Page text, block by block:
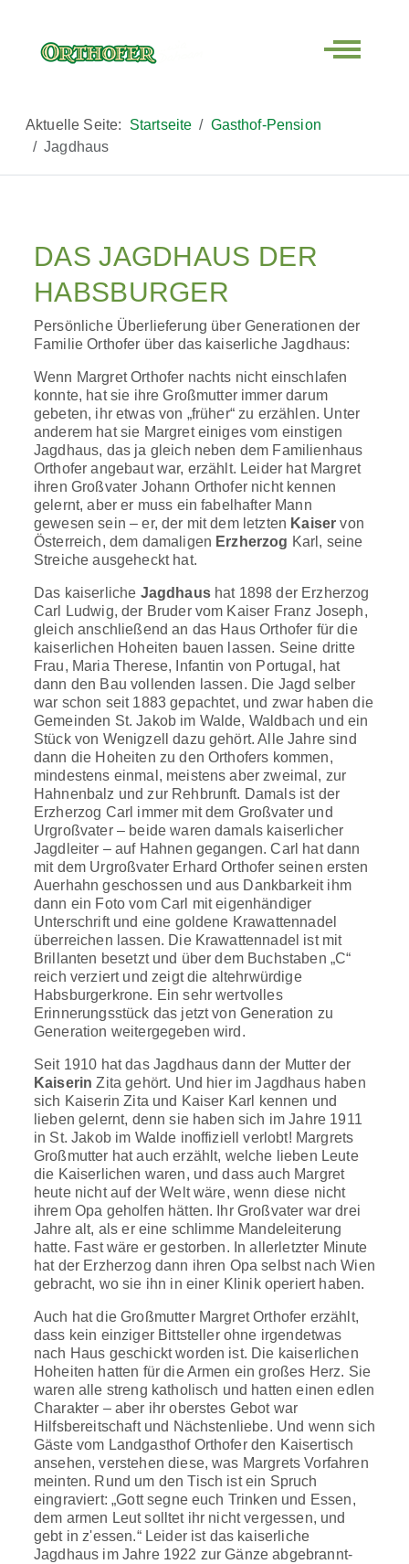
Off-
Aktuelle Seite: Startseite
Gasthof-Pension
Jagdhaus
DAS JAGDHAUS DER
HABSBURGER
Persönliche Überlieferung über Generationen der
Familie Orthofer über das kaiserliche Jagdhaus:
Wenn Margret Orthofer nachts nicht einschlafen
konnte, hat sie ihre Großmutter immer darum
gebeten, ihr etwas von „früher“ zu erzählen. Unter
anderem hat sie Margret einiges vom einstigen
Jagdhaus, das ja gleich neben dem Familienhaus
Orthofer angebaut war, erzählt. Leider hat Margret
ihren Großvater Johann Orthofer nicht kennen
gelernt, aber er muss ein fabelhafter Mann
gewesen sein – er, der mit dem letzten Kaiser von
Österreich, dem damaligen Erzherzog Karl, seine
Streiche ausgeheckt hat.
Das kaiserliche Jagdhaushat 1898 der Erzherzog
Carl Ludwig, der Bruder vom Kaiser Franz Joseph,
gleich anschließend an das Haus Orthofer für die
kaiserlichen Hoheiten bauen lassen. Seine dritte
Frau, Maria Therese, Infantin von Portugal, hat
dann den Bau vollenden lassen. Die Jagd selber
war schon seit 1883 gepachtet, und zwar haben die
Gemeinden St. Jakob im Walde, Waldbach und ein
Stück von Wenigzell dazu gehört. Alle Jahre sind
dann die Hoheiten zu den Orthofers kommen,
mindestens einmal, meistens aber zweimal, zur
Hahnenbalz und zur Rehbrunft. Damals ist der
Erzherzog Carl immer mit dem Großvater und
Urgroßvater – beide waren damals kaiserlicher
Jagdleiter – auf Hahnen gegangen. Carl hat dann
mit dem Urgroßvater Erhard Orthofer seinen ersten
Auerhahn geschossen und aus Dankbarkeit ihm
dann ein Foto vom Carl mit eigenhändiger
Unterschrift und eine goldene Krawattennadel
überreichen lassen. Die Krawattennadel ist mit
Brillanten besetzt und über dem Buchstaben „C“
reich verziert und zeigt die altehrwürdige
Habsburgerkrone. Ein sehr wertvolles
Erinnerungsstück das jetzt von Generation zu
Generation weitergegeben wird.
Seit 1910 hat das Jagdhaus dann der Mutter der
Kaiserin Zita gehört. Und hier im Jagdhaus haben
sich Kaiserin Zita und Kaiser Karl kennen und
lieben gelernt, denn sie haben sich im Jahre 1911
in St. Jakob im Walde inoffiziell verlobt! Margrets
Großmutter hat auch erzählt, welche lieben Leute
die Kaiserlichen waren, und dass auch Margret
heute nicht auf der Welt wäre, wenn diese nicht
ihrem Opa geholfen hätten. Ihr Großvater war drei
Jahre alt, als er eine schlimme Mandeleiterung
hatte. Fast wäre er gestorben. In allerletzter Minute
hat der Erzherzog dann ihren Opa selbst nach Wien
gebracht, wo sie ihn in einer Klinik operiert haben.
Auch hat die Großmutter Margret Orthofer erzählt,
dass kein einziger Bittsteller ohne irgendetwas
nach Haus geschickt worden ist. Die kaiserlichen
Hoheiten hatten für die Armen ein großes Herz. Sie
waren alle streng katholisch und hatten einen edlen
Charakter – aber ihr oberstes Gebot war
Hilfsbereitschaft und Nächstenliebe. Und wenn sich
Gäste vom Landgasthof Orthofer den Kaisertisch
ansehen, verstehen diese, was Margrets Vorfahren
meinten. Rund um den Tisch ist ein Spruch
eingraviert: „Gott segne euch Trinken und Essen,
dem armen Leut solltet ihr nicht vergessen, und
gebt in z'essen.“ Leider ist das kaiserliche
Jagdhaus im Jahre 1922 zur Gänze abgebrannt-